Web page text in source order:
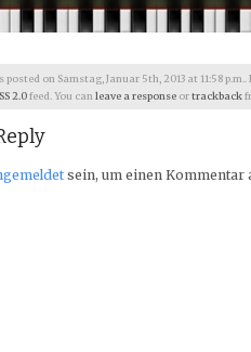
posted on Samstag, Januar 5th, 2013 at 11:58
2.0feed. You can leave a response ortrackback
sein, um einen Kommentar